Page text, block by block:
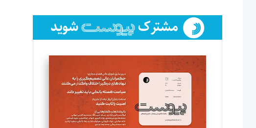
فائزه فتحی رستمی
تحریریه
سروش کرمیان
تحریریه